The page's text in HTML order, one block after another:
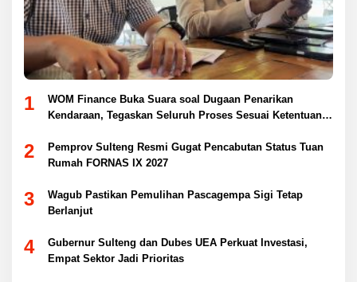
1
WOM Finance Buka Suara soal Dugaan Penarikan
Kendaraan, Tegaskan Seluruh Proses Sesuai Ketentuan
2
Pemprov Sulteng Resmi Gugat Pencabutan Status Tuan
Rumah FORNAS IX 2027
3
Wagub Pastikan Pemulihan Pascagempa Sigi Tetap
Berlanjut
4
Gubernur Sulteng dan Dubes UEA Perkuat Investasi,
Empat Sektor Jadi Prioritas